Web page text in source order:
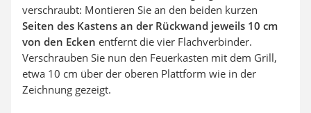
verschraubt: Montieren Sie an den beiden kurzen
Seiten des Kastens an der Rückwand jeweils 10 cm
von den Ecken entfernt die vier Flachverbinder.
Verschrauben Sie nun den Feuerkasten mit dem Grill,
etwa 10 cm über der oberen Plattform wie in der
Zeichnung gezeigt.